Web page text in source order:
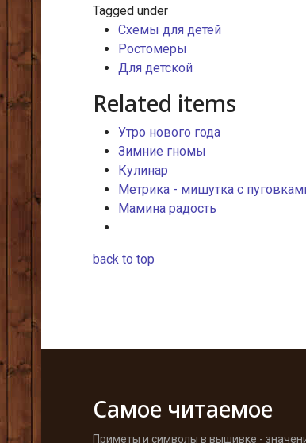
Tagged under
Схемы для детей
Ростомеры
Для детской
Related items
Утро нового года
Зимние гномы
Кулинар
Метрика - мишутка с
Мамина радость
back to top
Самое читаемое
Приметы и символы в вышивке -